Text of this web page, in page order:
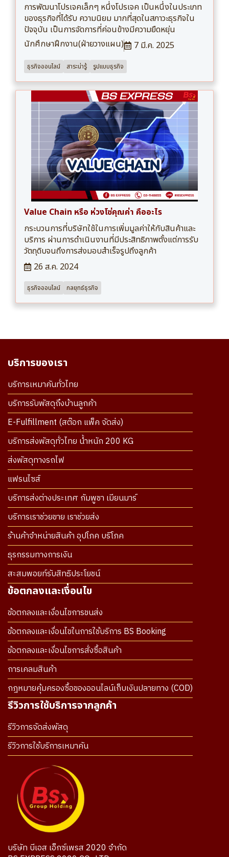
การพัฒนาโปรเจคเล็กๆ หนึ่งโปรเจค เป็นหนึ่งในประเภท
ของธุรกิจที่ได้รับ ความนิยม มากที่สุดในสภาวะธุรกิจใน
ปัจจุบัน เป็นการจัดการที่ค่อนข้างมีความยืดหยุ่น
นักศึกษาฝึกงาน(ฝ่ายวางแผน)
7 มี.ค. 2025
ธุรกิจออนไลน์ สาระน่ารู้ รูปแบบธุรกิจ
Value Chain หรือ ห่วงโซ่คุณค่า คืออะไร
กระบวนการที่บริษัทใช้ในการเพิ่มมูลค่าให้กับสินค้าและ
บริการ ผ่านการดำเนินงานที่มีประสิทธิภาพตั้งแต่การรับ
วัตถุดิบจนถึงการส่งมอบสำเร็จรูปถึงลูกค้า
26 ส.ค. 2024
ธุรกิจออนไลน์ กลยุทธ์ธุรกิจ
บริการของเรา
บริการเหมาคันทั่วไทย
บริการรับพัสดุถึงบ้านลูกค้า
E-Fulfillment (สต๊อก แพ็ค จัดส่ง)
บริการส่งพัสดุทั่วไทย น้ำหนัก 200 KG
ส่งพัสดุทางรถไฟ
แฟรนไซส์
บริการส่งต่างประเทศ กัมพูชา เมียนมาร์
บริการเราช่วยขาย เราช่วยส่ง
ร้านค้าจำหน่ายสินค้า อุปโภค บริโภค
ธุรกรรมทางการเงิน
สะสมพอยท์รับสิทธิประโยชน์
ข้อตกลงและเงื่อนไข
ข้อตกลงและเงื่อนไขการขนส่ง
ข้อตกลงและเงื่อนไขในการใช้บริการ BS Booking
ข้อตกลงและเงื่อนไขการสั่งซื้อสินค้า
การเคลมสินค้า
กฎหมายคุ้มครองซื้อของออนไลน์เก็บเงินปลายทาง (COD)
รีวิวการใช้บริการจากลูกค้า
รีวิวการจัดส่งพัสดุ
รีวิวการใช้บริการเหมาคัน
บริษัท บีเอส เอ็กซ์เพรส 2020 จำกัด